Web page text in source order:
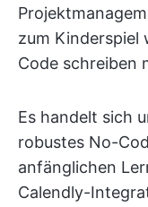
zum Kinderspiel
Code schreiben
Es handelt sich
robustes No-
anfänglichen
Calendly-